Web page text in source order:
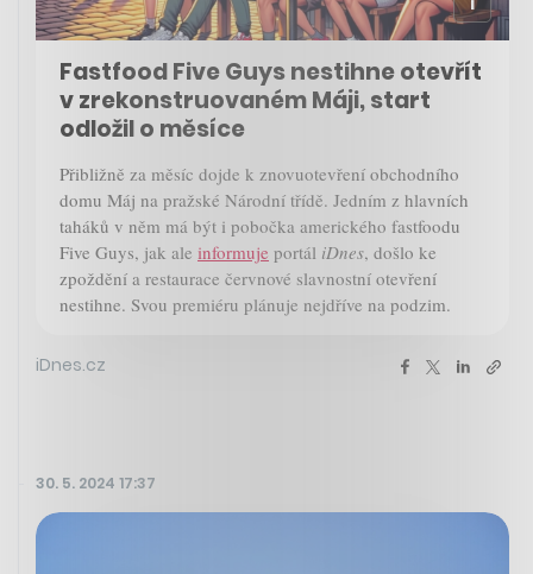
Fastfood Five Guys nestihne otevřít
v zrekonstruovaném Máji, start
odložil o měsíce
Přibližně za měsíc dojde k znovuotevření obchodního
domu Máj na pražské Národní třídě. Jedním z hlavních
taháků v něm má být i pobočka amerického fastfoodu
Five Guys, jak ale informuje portál iDnes, došlo ke
zpoždění a restaurace červnové slavnostní otevření
nestihne. Svou premiéru plánuje nejdříve na podzim.
iDnes.cz
30. 5. 2024 17:37